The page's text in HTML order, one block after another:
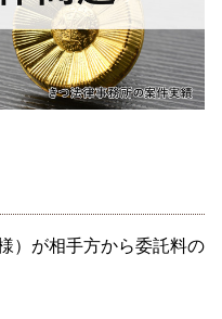
）が相手方から委託料の